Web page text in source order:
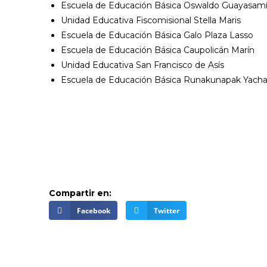
Escuela de Educación Básica Oswaldo
Unidad Educativa Fiscomisional Stella Maris
Escuela de Educación Básica Galo Plaza Lasso
Escuela de Educación Básica Caupolicán Marín
Unidad Educativa San Francisco de Asís
Escuela de Educación Básica Runakunapak
Compartir en:
Facebook Twitter